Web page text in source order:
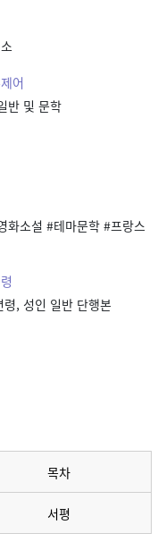
어
반 및 문학
소설 #테마문학 #프랑스
령, 성인 일반 단행본
목차
서평